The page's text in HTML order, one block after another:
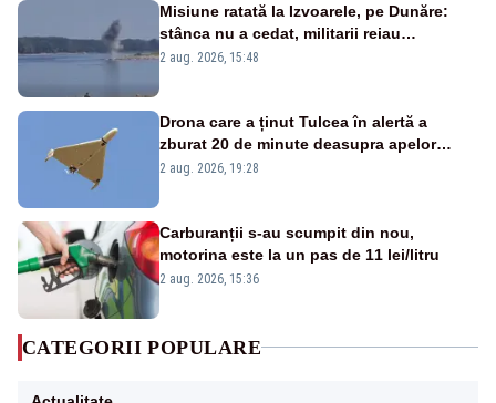
Misiune ratată la Izvoarele, pe Dunăre:
stânca nu a cedat, militarii reiau
detonările luni – VIDEO
2 aug. 2026, 15:48
Drona care a ținut Tulcea în alertă a
zburat 20 de minute deasupra apelor
României. Au fost ridicate două F-16
2 aug. 2026, 19:28
Carburanții s-au scumpit din nou,
motorina este la un pas de 11 lei/litru
2 aug. 2026, 15:36
CATEGORII POPULARE